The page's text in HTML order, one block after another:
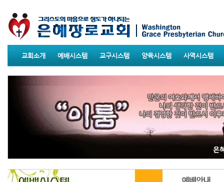
교회소개 예배시스템 교구시스템 양육시스템 사역시스템